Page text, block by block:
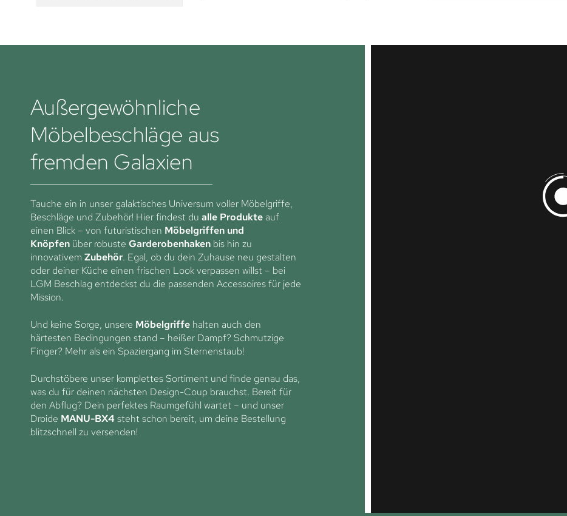
Außergewöhnliche
Möbelbeschläge aus
fremden Galaxien
Tauche ein in unser galaktisches Universum voller Möbelgriffe,
Beschläge und Zubehör! Hier findest du alle Produkte auf
einen Blick – von futuristischen Möbelgriffen und
Knöpfen über robuste Garderobenhaken bis hin zu
innovativem Zubehör. Egal, ob du dein Zuhause neu gestalten
oder deiner Küche einen frischen Look verpassen willst – bei
LGM Beschlag entdeckst du die passenden Accessoires für jede
Mission.
Und keine Sorge, unsere Möbelgriffe halten auch den
härtesten Bedingungen stand – heißer Dampf? Schmutzige
Finger? Mehr als ein Spaziergang im Sternenstaub!
Durchstöbere unser komplettes Sortiment und finde genau das,
was du für deinen nächsten Design-Coup brauchst. Bereit für
den Abflug? Dein perfektes Raumgefühl wartet – und unser
Droide MANU-BX4steht schon bereit, um deine Bestellung
blitzschnell zu versenden!